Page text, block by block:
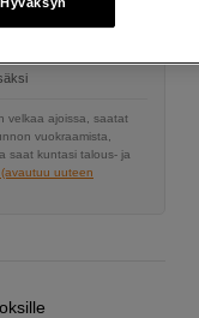
velkaa ajoissa, saatat
vuokraamista,
saat kuntasi talous- ja
(avautuu uuteen
Hyväksyn